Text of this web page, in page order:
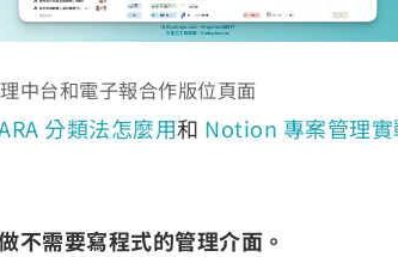
中台和電子報合作版位頁面
分類法怎麼用和 Notion 專案管理
不需要寫程式的管理介面。